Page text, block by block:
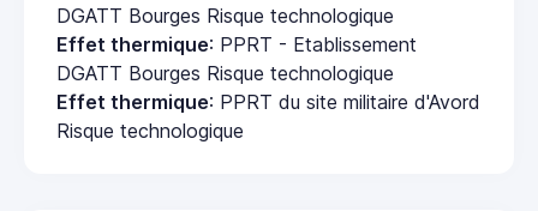
DGATT Bourges Risque technologique
Effet thermique: PPRT - Etablissement
DGATT Bourges Risque technologique
Effet thermique: PPRT du site militaire d'Avord
Risque technologique